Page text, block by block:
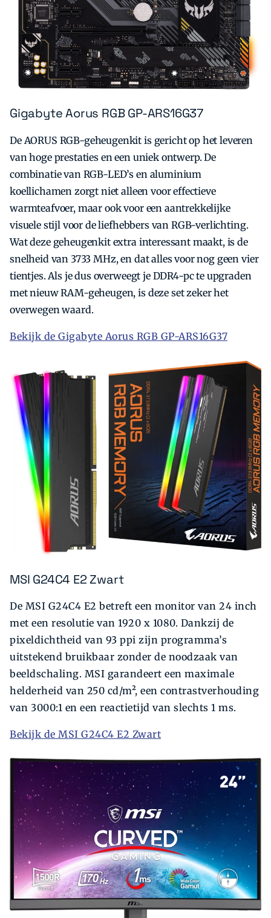
Gigabyte Aorus RGB GP-ARS16G37
De AORUS RGB-geheugenkit is gericht op het leveren
van hoge prestaties en een uniek ontwerp. De
combinatie van RGB-LED’s en aluminium
koellichamen zorgt niet alleen voor effectieve
warmteafvoer, maar ook voor een aantrekkelijke
visuele stijl voor de liefhebbers van RGB-verlichting.
Wat deze geheugenkit extra interessant maakt, is de
snelheid van 3733 MHz, en dat alles voor nog geen vier
tientjes. Als je dus overweegt je DDR4-pc te upgraden
met nieuw RAM-geheugen, is deze set zeker het
overwegen waard.
Bekijk de Gigabyte Aorus RGB GP-ARS16G37
MSI G24C4 E2 Zwart
De MSI G24C4 E2 betreft een monitor van 24 inch
met een resolutie van 1920 x 1080. Dankzij de
pixeldichtheid van 93 ppi zijn programma’s
uitstekend bruikbaar zonder de noodzaak van
beeldschaling. MSI garandeert een maximale
helderheid van 250 cd/m², een contrastverhouding
van 3000:1 en een reactietijd van slechts 1 ms.
Bekijk de MSI G24C4 E2 Zwart